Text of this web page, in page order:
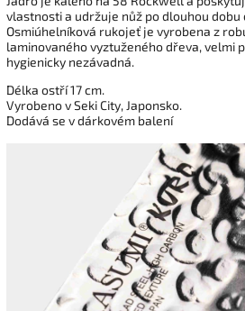
vlastnosti a udržuje nůž po dlouhou dobu
Osmiúhelníková rukojeť je vyrobena z
laminovaného vyztuženého dřeva, velmi
hygienicky nezávadná.
Délka ostří 17 cm.
Vyrobeno v Seki City, Japonsko.
Dodává se v dárkovém balení